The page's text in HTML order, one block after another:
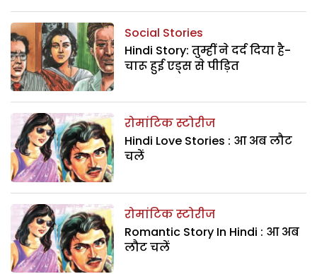
Social Stories
Hindi Story: तुम्हीं ने दर्द दिया है-
चारू हुई एड्स से पीड़ित
रोमांटिक स्टोरीज
Hindi Love Stories : आ अब लौट
चलें
रोमांटिक स्टोरीज
Romantic Story In Hindi : आ अब
लौट चलें